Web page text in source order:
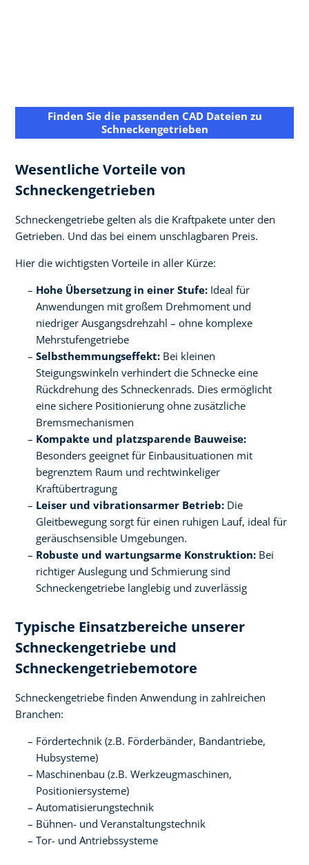
Finden Sie die passenden CAD Dateien zu
Schneckengetrieben
Wesentliche Vorteile von
Schneckengetrieben
Schneckengetriebe gelten als die Kraftpakete unter den
Getrieben. Und das bei einem unschlagbaren Preis.
Hier die wichtigsten Vorteile in aller Kürze:
Hohe Übersetzung in einer Stufe: Ideal für
Anwendungen mit großem Drehmoment und
niedriger Ausgangsdrehzahl – ohne komplexe
Mehrstufengetriebe
Selbsthemmungseffekt: Bei kleinen
Steigungswinkeln verhindert die Schnecke eine
Rückdrehung des Schneckenrads. Dies ermöglicht
eine sichere Positionierung ohne zusätzliche
Bremsmechanismen
Kompakte und platzsparende Bauweise:
Besonders geeignet für Einbausituationen mit
begrenztem Raum und rechtwinkeliger
Kraftübertragung
Leiser und vibrationsarmer Betrieb: Die
Gleitbewegung sorgt für einen ruhigen Lauf, ideal für
geräuschsensible Umgebungen.
Robuste und wartungsarme Konstruktion: Bei
richtiger Auslegung und Schmierung sind
Schneckengetriebe langlebig und zuverlässig
Typische Einsatzbereiche unserer
Schneckengetriebe und
Schneckengetriebemotore
Schneckengetriebe finden Anwendung in zahlreichen
Branchen:
Fördertechnik (z.B. Förderbänder, Bandantriebe,
Hubsysteme)
Maschinenbau (z.B. Werkzeugmaschinen,
Positioniersysteme)
Automatisierungstechnik
Bühnen- und Veranstaltungstechnik
Tor- und Antriebssysteme